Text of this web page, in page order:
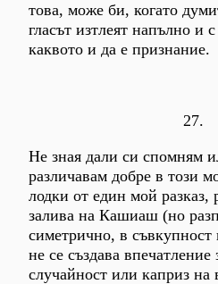
това, може би, когато
гласът изтлеят напълно и
каквото и да е признание.
27.
Не зная дали си спомням
различавам добре в този
лодки от един мой разказ,
залива на Кашиаш (но
симетрично, в съвкупност
не се създава впечатление
случайност или каприз на